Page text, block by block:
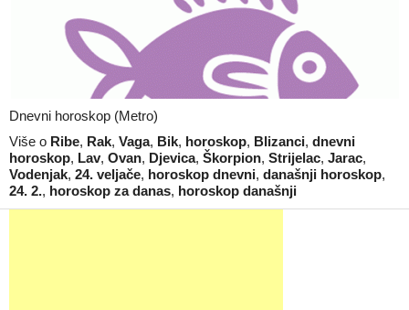
Dnevni horoskop (Metro)
Više o Ribe, Rak, Vaga, Bik, horoskop, Blizanci, dnevni
horoskop, Lav, Ovan, Djevica, Škorpion, Strijelac, Jarac,
Vodenjak, 24. veljače, horoskop dnevni, današnji horoskop,
24. 2., horoskop za danas, horoskop današnji